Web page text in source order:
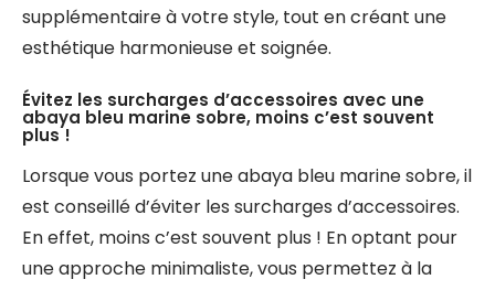
supplémentaire à votre style, tout en créant une
esthétique harmonieuse et soignée.
Évitez les surcharges d’accessoires avec une
abaya bleu marine sobre, moins c’est souvent
plus !
Lorsque vous portez une abaya bleu marine sobre, il
est conseillé d’éviter les surcharges d’accessoires.
En effet, moins c’est souvent plus ! En optant pour
une approche minimaliste, vous permettez à la